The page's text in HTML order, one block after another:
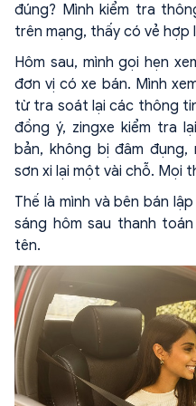
đúng? Mình kiểm tra
trên mạng, thấy có vẻ hợp
Hôm sau, mình gọi hẹn
đơn vị có xe bán. Mình
từ tra soát lại các thông
đồng ý, zingxe kiểm tra
bản, không bị đâm
sơn xi lại một vài chỗ. Mọi
Thế là mình và bên bán
sáng hôm sau thanh
tên.